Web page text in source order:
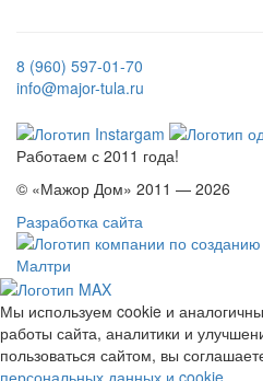
8 (960) 597-01-70
info@major-tula.ru
Работаем с 2011 года!
© «Мажор Дом» 2011 — 2026
Разработка сайта
Мы используем cookie и
работы сайта, аналитики и
пользоваться сайтом, вы